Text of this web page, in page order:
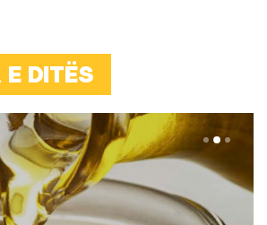
E DITËS